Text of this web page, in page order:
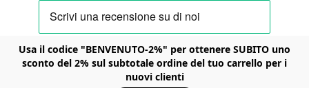
Usa il codice "BENVENUTO-2%" per ottenere SUBITO uno
sconto del 2% sul subtotale ordine del tuo carrello per i
nuovi clienti